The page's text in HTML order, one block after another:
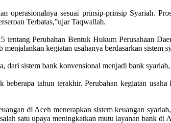
operasionalnya sesuai prinsip-prinsip Syariah.
Terbatas,”ujar Taqwallah.
Perubahan Bentuk Hukum Perusahaan
kegiatan usahanya berdasarkan sistem
dari sistem bank konvensional menjadi bank
tahun terakhir. Perubahan kegiatan
di Aceh menerapkan sistem keuangan
satu upaya meningkatkan mutu layanan bank di